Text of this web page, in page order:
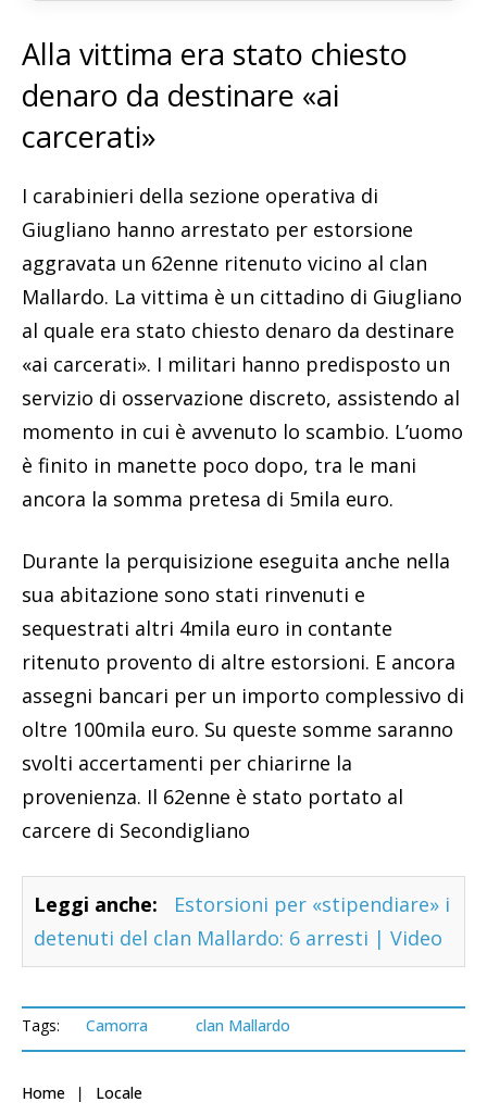
Alla vittima era stato chiesto
denaro da destinare «ai
carcerati»
I carabinieri della sezione operativa di
Giugliano hanno arrestato per estorsione
aggravata un 62enne ritenuto vicino al clan
Mallardo. La vittima è un cittadino di Giugliano
al quale era stato chiesto denaro da destinare
«ai carcerati». I militari hanno predisposto un
servizio di osservazione discreto, assistendo al
momento in cui è avvenuto lo scambio. L’uomo
è finito in manette poco dopo, tra le mani
ancora la somma pretesa di 5mila euro.
Durante la perquisizione eseguita anche nella
sua abitazione sono stati rinvenuti e
sequestrati altri 4mila euro in contante
ritenuto provento di altre estorsioni. E ancora
assegni bancari per un importo complessivo di
oltre 100mila euro. Su queste somme saranno
svolti accertamenti per chiarirne la
provenienza. Il 62enne è stato portato al
carcere di Secondigliano
Leggi anche:
Estorsioni per «stipendiare» i
detenuti del clan Mallardo: 6 arresti | Video
Tags: Camorra clan Mallardo
Home Locale